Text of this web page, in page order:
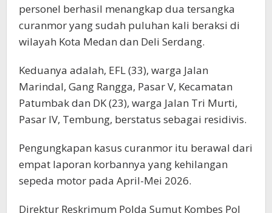
personel berhasil menangkap dua tersangka
curanmor yang sudah puluhan kali beraksi di
wilayah Kota Medan dan Deli Serdang.
Keduanya adalah, EFL (33), warga Jalan
Marindal, Gang Rangga, Pasar V, Kecamatan
Patumbak dan DK (23), warga Jalan Tri Murti,
Pasar IV, Tembung, berstatus sebagai residivis.
Pengungkapan kasus curanmor itu berawal dari
empat laporan korbannya yang kehilangan
sepeda motor pada April-Mei 2026.
Direktur Reskrimum Polda Sumut Kombes Pol